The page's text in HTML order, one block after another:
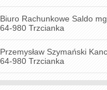
Biuro Rachunkowe Saldo
64-980 Trzcianka
Przemysław Szymański
64-980 Trzcianka